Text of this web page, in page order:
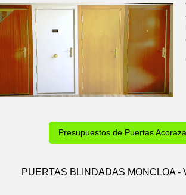
Presupuestos de Puertas
PUERTAS BLINDADAS MONCLOA -